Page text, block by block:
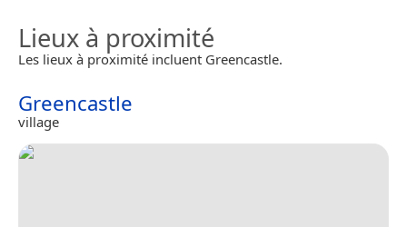
Lieux à proximité
Les lieux à proximité incluent Greencastle.
Greencastle
village